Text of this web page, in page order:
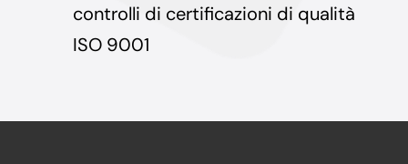
controlli di certificazioni di qualità
ISO 9001